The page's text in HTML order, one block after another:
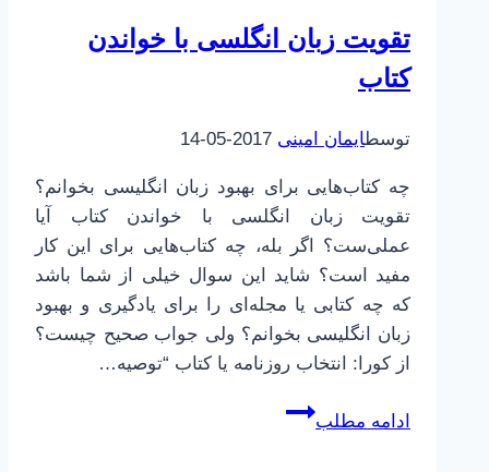
بازدهی
تقویت زبان انگلسی با خواندن
کتاب
توسطایمان امینی 2017-05-14
چه کتاب‌هایی برای بهبود زبان انگلیسی بخوانم؟
تقویت زبان انگلسی با خواندن کتاب آیا
عملی‌ست؟ اگر بله، چه کتاب‌هایی برای این کار
مفید است؟ شاید این سوال خیلی از شما باشد
که چه کتابی یا مجله‌ای را برای یادگیری و بهبود
زبان انگلیسی بخوانم؟ ولی جواب صحیح چیست؟
از کورا: انتخاب روزنامه یا کتاب “توصیه…
ادامه مطلب
تقویت